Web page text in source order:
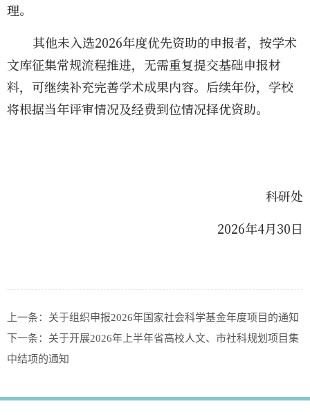
理。
其他未入选2026年度优先资助的申报者， 按学术
文库征集常规流程推进，无需重复提交基础申报材
料，可继续补充完善学术成果内容。后续年份，学校
将根据当年评审情况及经费到位情况择优资助。
科研处
2026年4月30日
上一条： 关于组织申报2026年国家社会科学基金年度项目的通知
下一条： 关于开展2026年上半年省高校人文、市社科规划项目集
中结项的通知